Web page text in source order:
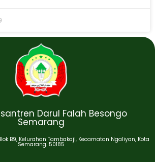
Darul Falah Besongo
Semarang
B9, Kelurahan Tambakaji, Kecamatan Ngaliyan, Kota
Semarang. 50185